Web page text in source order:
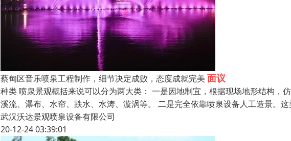
蔡甸区音乐喷泉工程制作，细节决定成败，态度成就完美 面议
种类 喷泉景观概括来说可以分为两大类： 一是因地制宜，根据现场地形结构，
溪流、瀑布、水帘、跌水、水涛、漩涡等。 二是完全依靠喷泉设备人工造景。
武汉沃达景观喷泉设备有限公司
20-12-24 03:39:01